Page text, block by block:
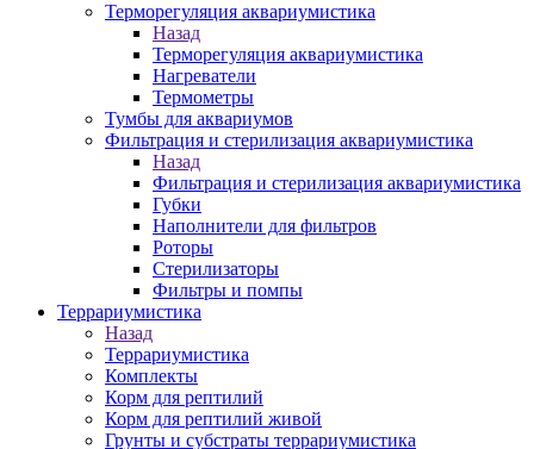
Терморегуляция аквариумистика
Назад
Терморегуляция аквариумистика
Нагреватели
Термометры
Тумбы для аквариумов
Фильтрация и стерилизация аквариумистика
Назад
Фильтрация и стерилизация аквариумистика
Губки
Наполнители для фильтров
Роторы
Стерилизаторы
Фильтры и помпы
Террариумистика
Назад
Террариумистика
Комплекты
Корм для рептилий
Корм для рептилий живой
Грунты и субстраты террариумистика